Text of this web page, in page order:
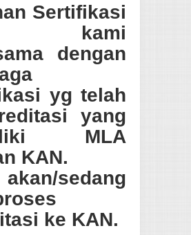
Sertifikasi
kami
dengan
yg telah
yang
MLA
KAN.
sedang
ke KAN.